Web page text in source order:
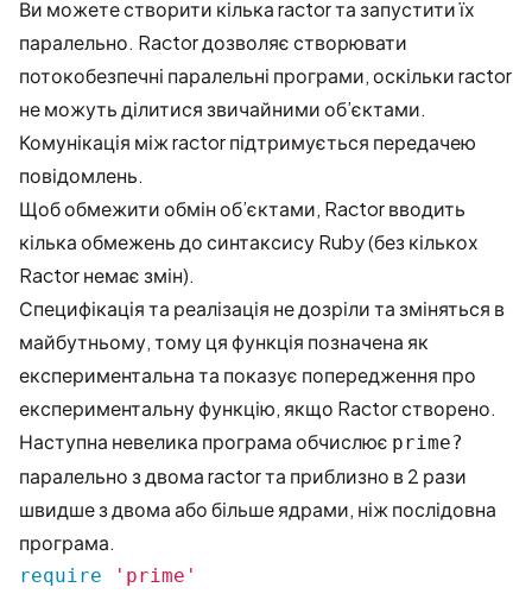
Ви можете створити кілька ractor та запустити їх
паралельно. Ractor дозволяє створювати
потокобезпечні паралельні програми, оскільки ractor
не можуть ділитися звичайними об’єктами.
Комунікація між ractor підтримується передачею
повідомлень.
Щоб обмежити обмін об’єктами, Ractor вводить
кілька обмежень до синтаксису Ruby (без кількох
Ractor немає змін).
Специфікація та реалізація не дозріли та зміняться в
майбутньому, тому ця функція позначена як
експериментальна та показує попередження про
експериментальну функцію, якщо Ractor створено.
Наступна невелика програма обчислює prime?
паралельно з двома ractor та приблизно в 2 рази
швидше з двома або більше ядрами, ніж послідовна
програма.
require 'prime'